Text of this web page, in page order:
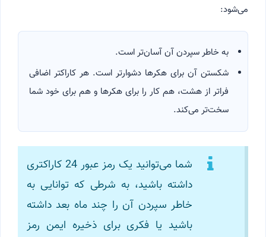
می‌شود:
به خاطر سپردن آن آسان‌تر است.
شکستن آن برای هکرها دشوارتر است. هر کاراکتر اضافی
فراتر از هشت، هم کار را برای هکرها و هم برای خود شما
سخت‌تر می‌کند.
شما می‌توانید یک رمز عبور 24 کاراکتری
داشته باشید، به شرطی که توانایی به
خاطر سپردن آن را چند ماه بعد داشته
باشید یا فکری برای ذخیره ایمن رمز